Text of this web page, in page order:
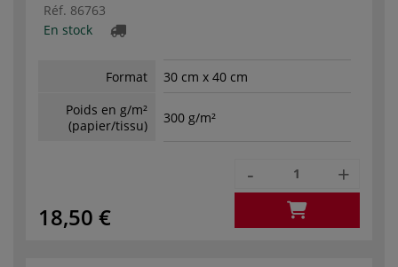
Réf. 86763
En stock
Format
30 cm x 40 cm
Poids en g/m²
(papier/tissu)
300 g/m²
18,50 €
- +